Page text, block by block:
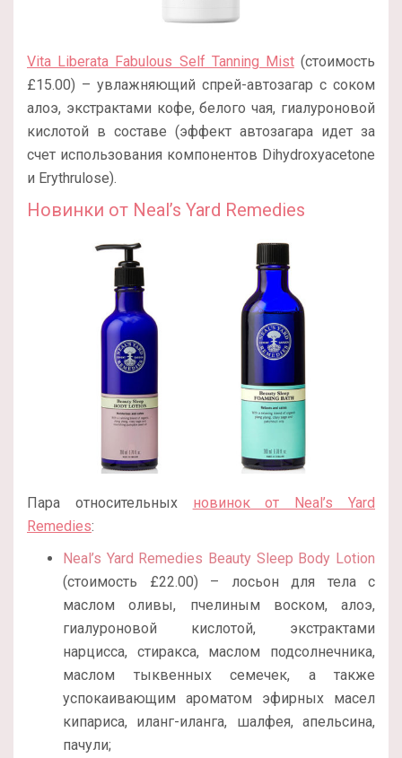
Vita Liberata Fabulous Self Tanning Mist(стоимость
£15.00) – увлажняющий спрей-автозагар с соком
алоэ, экстрактами кофе, белого чая, гиалуроновой
кислотой в составе (эффект автозагара идет за
счет использования компонентов Dihydroxyacetone
и Erythrulose).
Новинки от Neal’s Yard Remedies
Пара относительных новинок от Neal’s Yard
Remedies:
Neal’s Yard Remedies Beauty Sleep Body Lotion
(стоимость £22.00) – лосьон для тела с
маслом оливы, пчелиным воском, алоэ,
гиалуроновой кислотой, экстрактами
нарцисса, стиракса, маслом подсолнечника,
маслом тыквенных семечек, а также
успокаивающим ароматом эфирных масел
кипариса, иланг-иланга, шалфея, апельсина,
пачули;